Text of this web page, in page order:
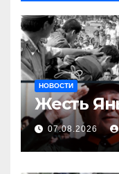
НОВОСТИ
Жесть
07.08.2026